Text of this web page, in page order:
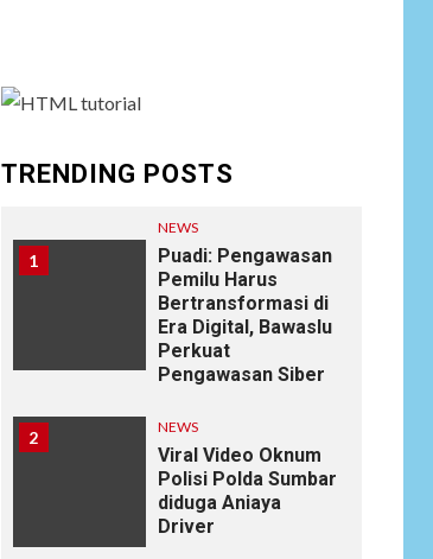
TRENDING POSTS
1
NEWS
Puadi: Pengawasan
Pemilu Harus
Bertransformasi di
Era Digital, Bawaslu
Perkuat
Pengawasan Siber
2 NEWS
Viral Video Oknum
Polisi Polda Sumbar
diduga Aniaya
Driver